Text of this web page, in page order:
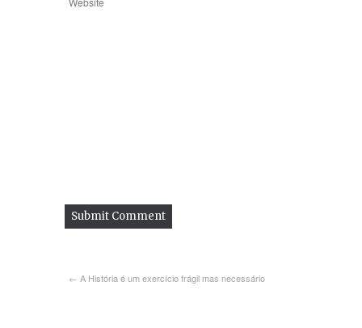
← A História é um exercício frágil mas necessário